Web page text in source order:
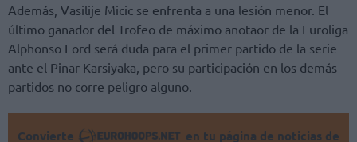
Además, Vasilije Micic se enfrenta a una lesión menor. El
último ganador del Trofeo de máximo anotaor de la Euroliga
Alphonso Ford será duda para el primer partido de la serie
ante el Pinar Karsiyaka, pero su participación en los demás
partidos no corre peligro alguno.
Convierte
en tu página de noticias de